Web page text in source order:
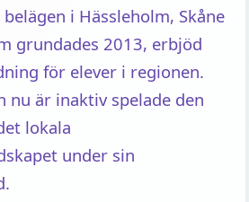
i Hässleholm, Skåne
grundades 2013, erbjöd
för elever i regionen.
nu är inaktiv spelade den
lokala
under sin